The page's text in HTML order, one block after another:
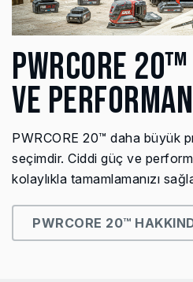
PWRCORE 20™
VE
PWRCORE 20™ daha büyük
seçimdir. Ciddi güç ve
kolaylıkla tamamlamanızı
PWRCORE 20™